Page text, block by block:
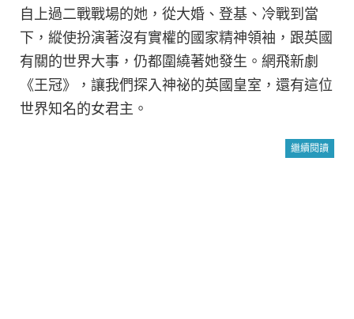
自上過二戰戰場的她，從大婚、登基、冷戰到當
下，縱使扮演著沒有實權的國家精神領袖，跟英國
有關的世界大事，仍都圍繞著她發生。網飛新劇
《王冠》，讓我們探入神祕的英國皇室，還有這位
世界知名的女君主。
繼續閱讀